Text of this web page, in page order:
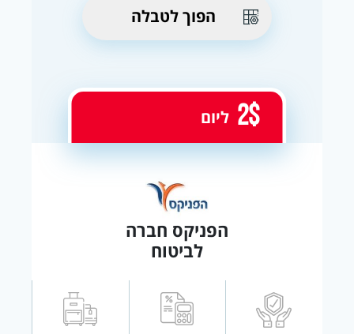
הפוך לטבלה
הפניקס חברה
לביטוח
2$ ליום